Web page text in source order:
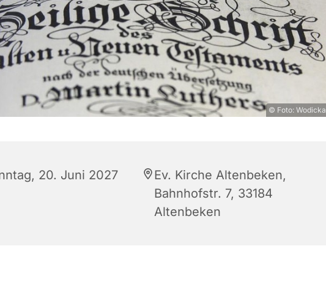
© Foto: Wodicka
20. Juni 2027
Ev. Kirche Altenbeken,
Bahnhofstr. 7, 33184
Altenbeken